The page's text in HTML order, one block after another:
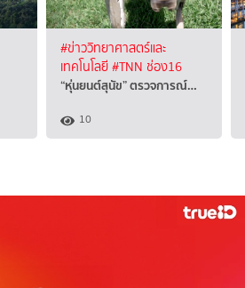
#ข่าววิทยาศาสตร์และ
เทคโนโลยี#TNN ช่อง16
“หุ่นยนต์สุนัข” ตรวจการณ์…
10